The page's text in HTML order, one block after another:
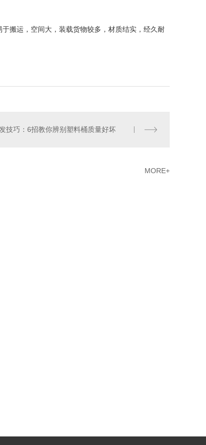
搬运，空间大，装载货物较多，材质结实，经久耐
技巧：6招教你辨别塑料桶质量好坏
MORE+